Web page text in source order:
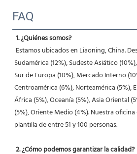
FAQ
1. ¿Quiénes somos?
Sudamérica (12%), Sudeste Asiático
Sur de Europa (10%), Mercado Interno
Centroamérica (6%), Norteamérica (5%),
África (5%), Oceanía (5%), Asia Oriental
(5%), Oriente Medio (4%). Nuestra
plantilla de entre 51 y 100 personas.
2. ¿Cómo podemos garantizar la calidad?